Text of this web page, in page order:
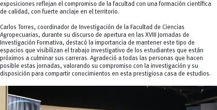
exposiciones reflejan el compromiso de la facultad con una formación científica
de calidad, con fuerte anclaje en el territorio.
Carlos Torres, coordinador de Investigación de la Facultad de Ciencias
Agropecuarias, durante su discurso de apertura en las XVIII Jornadas de
Investigación Formativa, destacó la importancia de mantener este tipo de
espacios que visibilizan el trabajo investigativo de los estudiantes que están
próximos a culminar sus carreras. Agradeció a todas las personas que hacen
posible estas jornadas, valorando su compromiso con la investigación y su
disposición para compartir conocimientos en esta prestigiosa casa de estudios.